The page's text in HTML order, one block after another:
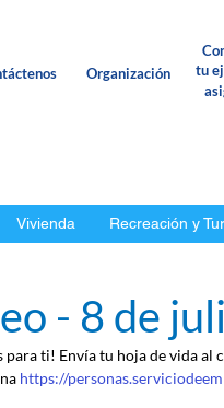
Organización
tu
Vivienda Recreación y
- 8 de
para ti! Envía tu hoja de vida al
https://